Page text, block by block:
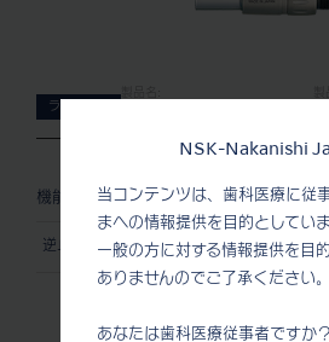
NSK-Nakanishi
当コンテンツは、歯科医療に従
まへの情報提供を目的としていま
一般の方に対する情報提供を目
ありませんのでご了承ください。
あなたは歯科医療従事者ですか？
ライト無し
機能
逆止弁機構付